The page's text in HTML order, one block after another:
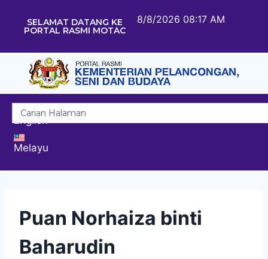
SELAMAT DATANG KE
PORTAL RASMI MOTAC
8/8/2026 08:17 AM
English
Melayu
Puan Norhaiza binti
Baharudin